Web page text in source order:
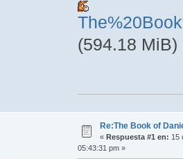
(594.18 MiB)
Re:The Book of
« Respuesta #1 en: 15
05:43:31 pm »